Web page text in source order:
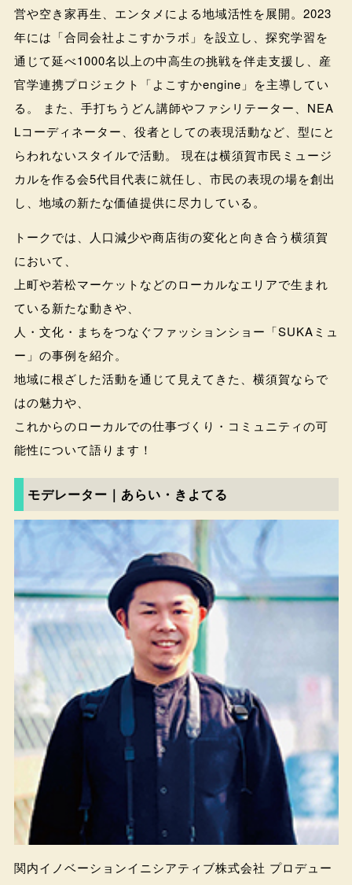
営や空き家再生、エンタメによる地域活性を展開。2023
年には「合同会社よこすかラボ」を設立し、探究学習を
通じて延べ1000名以上の中高生の挑戦を伴走支援し、産
官学連携プロジェクト「よこすかengine」を主導してい
る。 また、手打ちうどん講師やファシリテーター、NEA
Lコーディネーター、役者としての表現活動など、型にと
らわれないスタイルで活動。 現在は横須賀市民ミュージ
カルを作る会5代目代表に就任し、市民の表現の場を創出
し、地域の新たな価値提供に尽力している。
トークでは、人口減少や商店街の変化と向き合う横須賀
において、
上町や若松マーケットなどのローカルなエリアで生まれ
ている新たな動きや、
人・文化・まちをつなぐファッションショー「SUKAミュ
ー」の事例を紹介。
地域に根ざした活動を通じて見えてきた、横須賀ならで
はの魅力や、
これからのローカルでの仕事づくり・コミュニティの可
能性について語ります！
モデレーター｜あらい・きよてる
関内イノベーションイニシアティブ株式会社 プロデュー